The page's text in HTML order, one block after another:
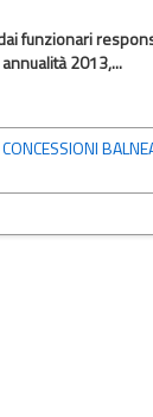
funzionari
2013,...
CONCESSIONI